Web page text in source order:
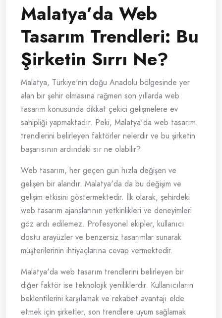
Malatya’da Web
Tasarım Trendleri: Bu
Şirketin Sırrı Ne?
Malatya, Türkiye'nin doğu Anadolu bölgesinde yer
alan bir şehir olmasına rağmen son yıllarda web
tasarım konusunda dikkat çekici gelişmelere ev
sahipliği yapmaktadır. Peki, Malatya'da web tasarım
trendlerini belirleyen faktörler nelerdir ve bu şirketin
başarısının ardındaki sır ne olabilir?
Web tasarım, her geçen gün hızla değişen ve
gelişen bir alandır. Malatya'da da bu değişim ve
gelişim etkisini göstermektedir. İlk olarak, şehirdeki
web tasarım ajanslarının yetkinlikleri ve deneyimleri
göz ardı edilemez. Profesyonel ekipler, kullanıcı
dostu arayüzler ve benzersiz tasarımlar sunarak
müşterilerinin ihtiyaçlarına cevap vermektedir.
Malatya'da web tasarım trendlerini belirleyen bir
diğer faktör ise teknolojik yeniliklerdir. Kullanıcıların
beklentilerini karşılamak ve rekabet avantajı elde
etmek için şirketler, son trendlere uyum sağlamak